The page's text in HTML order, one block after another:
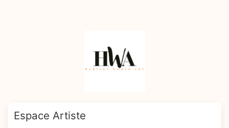
Espace Artiste